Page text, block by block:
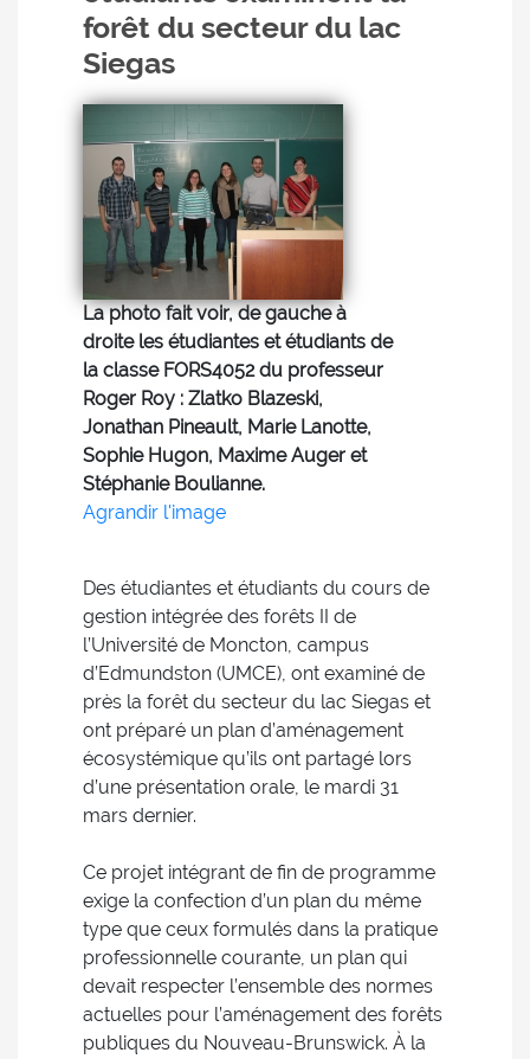
forêt du secteur du lac
Siegas
La photo fait voir, de gauche à
droite les étudiantes et étudiants de
la classe FORS4052 du professeur
Roger Roy : Zlatko Blazeski,
Jonathan Pineault, Marie Lanotte,
Sophie Hugon, Maxime Auger et
Stéphanie Boulianne.
Agrandir l'image
Des étudiantes et étudiants du cours de
gestion intégrée des forêts II de
l’Université de Moncton, campus
d’Edmundston (UMCE), ont examiné de
près la forêt du secteur du lac Siegas et
ont préparé un plan d’aménagement
écosystémique qu’ils ont partagé lors
d’une présentation orale, le mardi 31
mars dernier.
Ce projet intégrant de fin de programme
exige la confection d’un plan du même
type que ceux formulés dans la pratique
professionnelle courante, un plan qui
devait respecter l’ensemble des normes
actuelles pour l’aménagement des forêts
publiques du Nouveau-Brunswick. À la